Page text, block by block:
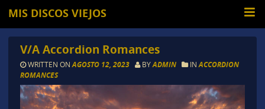
MIS DISCOS VIEJOS
V/A Accordion Romances
WRITTEN ON AGOSTO 12, 2023 BYADMIN IN ACCORDION
ROMANCES